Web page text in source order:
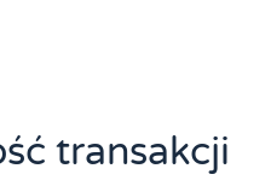
transakcji